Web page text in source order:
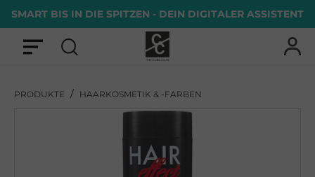
SMART BIS IN DIE SPITZEN - DEIN DIGITALER ASSISTENT
PRODUKTE / HAARKOSMETIK & -FARBEN